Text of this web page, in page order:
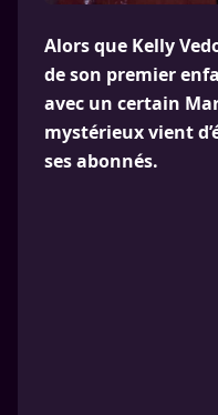
Alors que Kelly
de son premier
avec un certain
mystérieux vient
ses abonnés.